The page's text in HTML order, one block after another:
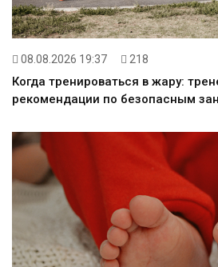
08.08.2026 19:37 218
Когда тренироваться в жару:
рекомендации по безопасным